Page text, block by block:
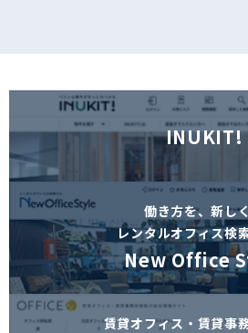
INUKIT!
働き方を、新し
レンタルオフィス検
New Office
賃貸オフィス・賃貸事